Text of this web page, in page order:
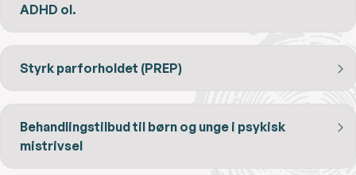
ADHD ol.
Styrk parforholdet (PREP)
Behandlingstilbud til børn og unge i psykisk
mistrivsel